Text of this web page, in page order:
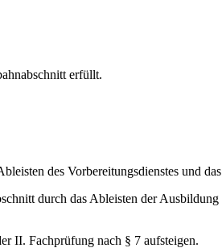
erfüllt.
des Vorbereitungsdienstes und
durch das Ableisten der Ausbildung
II. Fachprüfung nach § 7 aufsteigen.